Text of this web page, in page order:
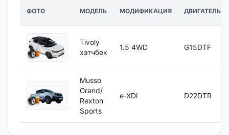
ФОТО МОДЕЛЬ МОДИФИКАЦИЯ ДВИГАТЕЛЬ
Tivoly
хэтчбек
1.5 4WD G15DTF
Musso
Grand/
Rexton
Sports
e-XDi D22DTR